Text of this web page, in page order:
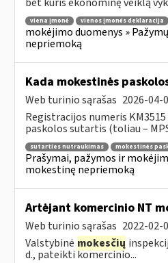
viena įmonė vienos įmonės deklaracija
mokėjimo duomenys »
nepriemoką
Kada mokestinės
Web turinio sąrašas 2026-04-
Registracijos numeris
paskolos sutartis (toliau –
sutarties nutraukimas mokestinės
Prašymai, pažymos ir
mokestinę nepriemoką
Artėjant komercinio NT
Web turinio sąrašas 2022-02-
Valstybinė mokesčių
d., pateikti komercinio...